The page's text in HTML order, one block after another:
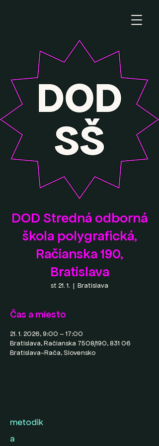
DOD Stredná odborná
škola polygrafická,
Račianska 190,
Bratislava
st 21. 1.
  |
Bratislava
Čas a miesto
21. 1. 2026, 9:00 – 17:00
Bratislava, Račianska 7508/190, 831 06
Bratislava-Rača, Slovensko
metodik
a